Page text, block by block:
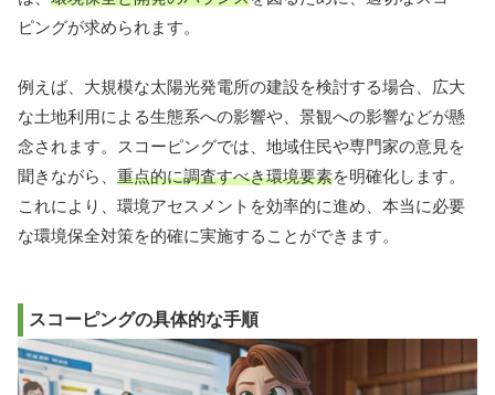
ピングが求められます。
例えば、大規模な太陽光発電所の建設を検討する場合、広大
な土地利用による生態系への影響や、景観への影響などが懸
念されます。スコーピングでは、地域住民や専門家の意見を
聞きながら、 重点的に調査すべき環境要素を明確化します。
これにより、環境アセスメントを効率的に進め、本当に必要
な環境保全対策を的確に実施することができます。
スコーピングの具体的な手順